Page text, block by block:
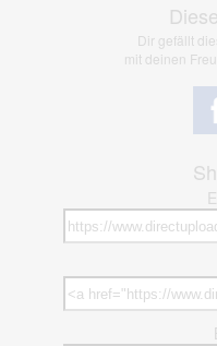
Dir gefällt
mit deinen